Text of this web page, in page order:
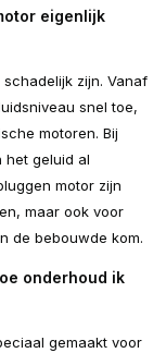
eigenlijk
zijn. Vanaf
snel toe,
motoren. Bij
het geluid al
motor zijn
maar ook voor
de bebouwde kom.
onderhoud ik
gemaakt voor